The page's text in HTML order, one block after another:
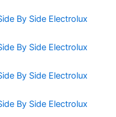
By Side Electrolux
By Side Electrolux
By Side Electrolux
By Side Electrolux